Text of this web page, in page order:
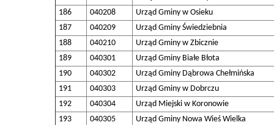
186
040208
Urząd Gminy w Osieku
187
040209
Urząd Gminy Świedziebnia
188
040210
Urząd Gminy w Zbicznie
189
040301
Urząd Gminy Białe Błota
190
040302
Urząd Gminy Dąbrowa Chełmińska
191
040303
Urząd Gminy w Dobrczu
192
040304
Urząd Miejski w Koronowie
193
040305
Urząd Gminy Nowa Wieś Wielka